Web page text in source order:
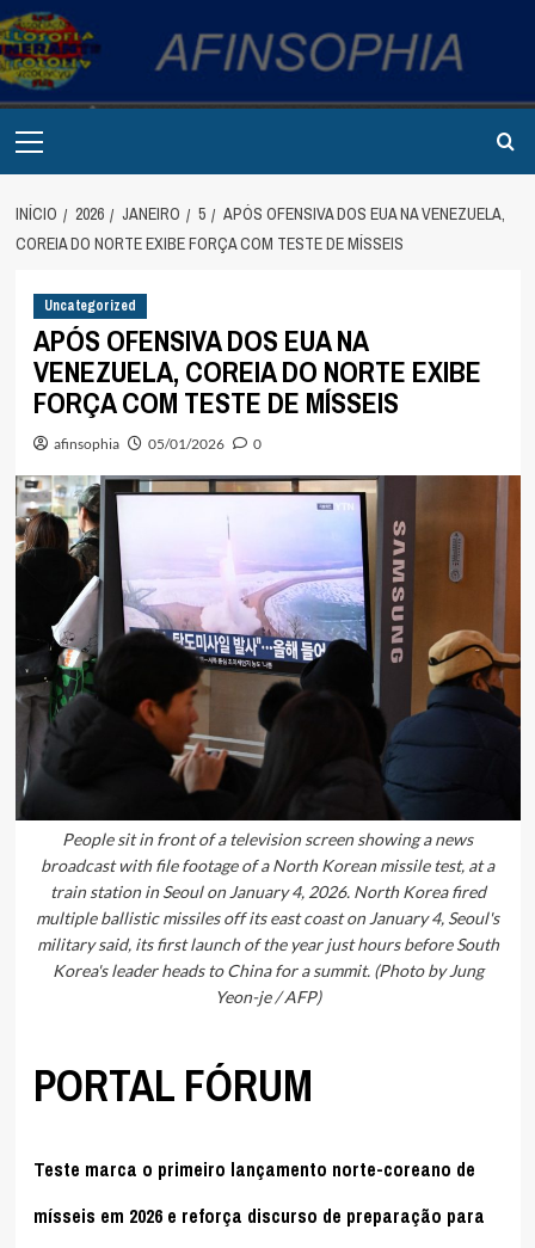
Avançar
para
o
conteúdo
Menu
INÍCIO 2026 JANEIRO 5
APÓS OFENSIVA DOS EUA NA VENEZUELA,
COREIA DO NORTE EXIBE FORÇA COM TESTE DE MÍSSEIS
Uncategorized
APÓS OFENSIVA DOS EUA NA
VENEZUELA, COREIA DO NORTE EXIBE
FORÇA COM TESTE DE MÍSSEIS
afinsophia 05/01/2026 0
People sit in front of a television screen showing a news
broadcast with file footage of a North Korean missile test, at a
train station in Seoul on January 4, 2026. North Korea fired
multiple ballistic missiles off its east coast on January 4, Seoul's
military said, its first launch of the year just hours before South
Korea's leader heads to China for a summit. (Photo by Jung
Yeon-je / AFP)
PORTAL FÓRUM
Teste marca o primeiro lançamento norte-coreano de
mísseis em 2026 e reforça discurso de preparação para